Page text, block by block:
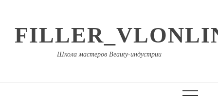
содержимому
Школа мастеров Beauty-индустрии